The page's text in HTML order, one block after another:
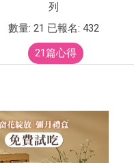
列
數量: 21 已報名: 432
21篇心得